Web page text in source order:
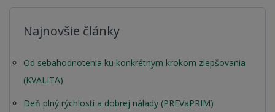
Najnovšie články
Od sebahodnotenia ku konkrétnym krokom zlepšovania
(KVALITA)
Deň plný rýchlosti a dobrej nálady (PREVaPRIM)